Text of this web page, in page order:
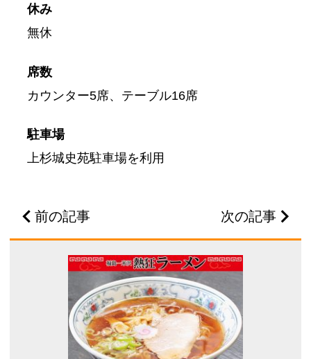
休み
無休
席数
カウンター5席、テーブル16席
駐車場
上杉城史苑駐車場を利用
前の記事 次の記事